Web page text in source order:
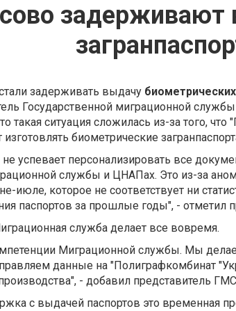
задерживают
задерживать выдачу биометрических
Государственной миграционной
такая ситуация сложилась из-за того,
биометрические
успевает персонализировать все
службы и ЦНАПах. Это из-за
июле, которое не соответствует ни
паспортов за прошлые годы", - отметил
служба делает все вовремя.
Миграционной службы. Мы
данные на "Полиграфкомбинат
- добавил представитель
с выдачей паспортов это временная